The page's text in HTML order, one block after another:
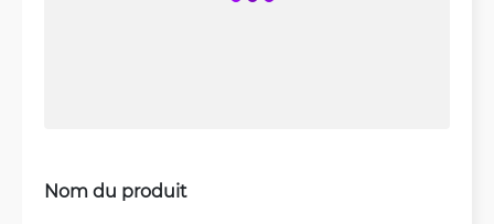
Nom du produit